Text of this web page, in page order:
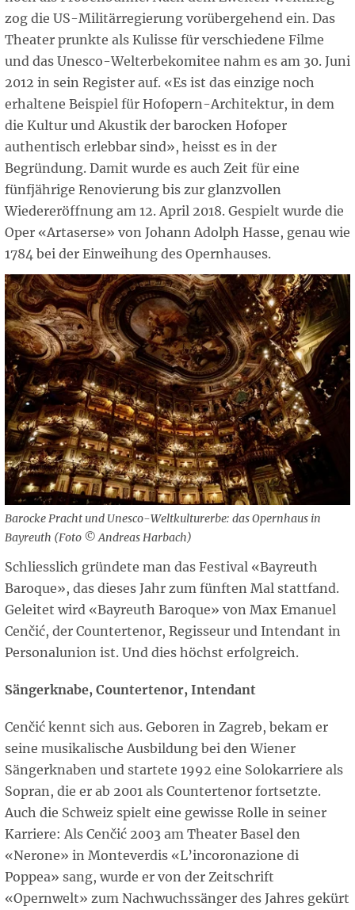
zog die US-Militärregierung vorübergehend ein. Das
Theater prunkte als Kulisse für verschiedene Filme
und das Unesco-Welterbekomitee nahm es am 30. Juni
2012 in sein Register auf. «Es ist das einzige noch
erhaltene Beispiel für Hofopern-Architektur, in dem
die Kultur und Akustik der barocken Hofoper
authentisch erlebbar sind», heisst es in der
Begründung. Damit wurde es auch Zeit für eine
fünfjährige Renovierung bis zur glanzvollen
Wiedereröffnung am 12. April 2018. Gespielt wurde die
Oper «Artaserse» von Johann Adolph Hasse, genau wie
1784 bei der Einweihung des Opernhauses.
Barocke Pracht und Unesco-Weltkulturerbe: das Opernhaus in
Bayreuth (Foto © Andreas Harbach)
Schliesslich gründete man das Festival «Bayreuth
Baroque», das dieses Jahr zum fünften Mal stattfand.
Geleitet wird «Bayreuth Baroque» von Max Emanuel
Cenčić, der Countertenor, Regisseur und Intendant in
Personalunion ist. Und dies höchst erfolgreich.
Sängerknabe, Countertenor, Intendant
Cenčić kennt sich aus. Geboren in Zagreb, bekam er
seine musikalische Ausbildung bei den Wiener
Sängerknaben und startete 1992 eine Solokarriere als
Sopran, die er ab 2001 als Countertenor fortsetzte.
Auch die Schweiz spielt eine gewisse Rolle in seiner
Karriere: Als Cenčić 2003 am Theater Basel den
«Nerone» in Monteverdis «L’incoronazione di
Poppea» sang, wurde er von der Zeitschrift
«Opernwelt» zum Nachwuchssänger des Jahres gekürt